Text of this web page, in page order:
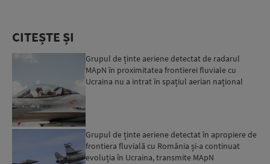
CITEȘTE ȘI
Grupul de ținte aeriene detectat de radarul
MApN în proximitatea frontierei fluviale cu
Ucraina nu a intrat în spațiul aerian național
Grupul de ținte aeriene detectat în apropiere de
frontiera fluvială cu România și-a continuat
evoluția în Ucraina, transmite MApN